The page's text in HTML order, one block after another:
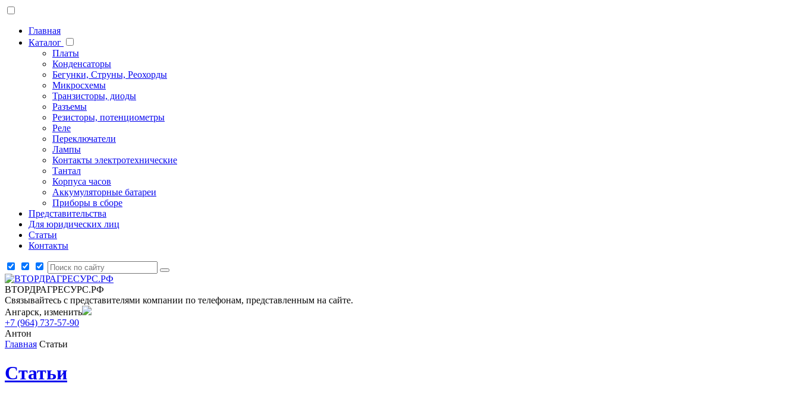
Главная
Каталог
Платы
Конденсаторы
Бегунки, Струны, Реохорды
Микросхемы
Транзисторы, диоды
Разъемы
Резисторы, потенциометры
Реле
Переключатели
Лампы
Контакты электротехнические
Тантал
Корпуса часов
Аккумуляторные батареи
Приборы в сборе
Представительства
Для юридических лиц
Статьи
Контакты
ВТОРДРАГРЕСУРС.РФ
Связывайтесь с представителями компании по телефонам, представленным на сайте.
Ангарск, изменить
+7 (964) 737-57-90
Антон
Главная Статьи
Статьи